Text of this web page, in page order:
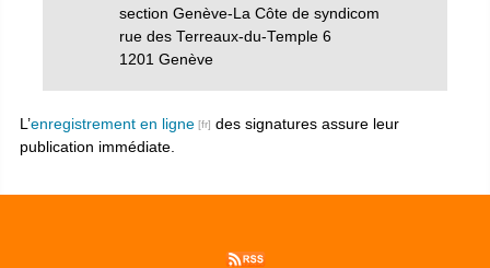
section Genève-La Côte de syndicom
rue des Terreaux-du-Temple 6
1201 Genève
L’enregistrement en ligne
des signatures assure leur
publication immédiate.